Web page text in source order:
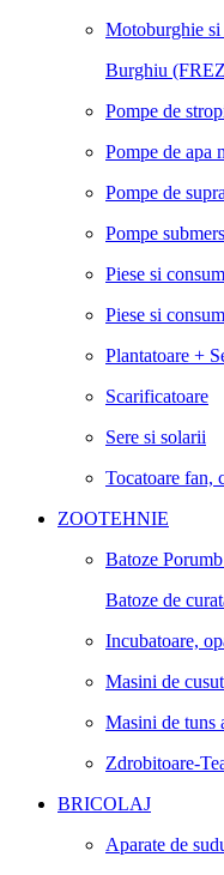
Motoburghie
Burghiu
Pompe de
Pompe de apa
Pompe de
Pompe
Piese si
Piese si
Plantatoare +
Scarificatoare
Sere si solarii
Tocatoare fan,
ZOOTEHNIE
Batoze
Batoze de
Incubatoare,
Masini de
Masini de tuns
Zdrobitoare-
BRICOLAJ
Aparate de